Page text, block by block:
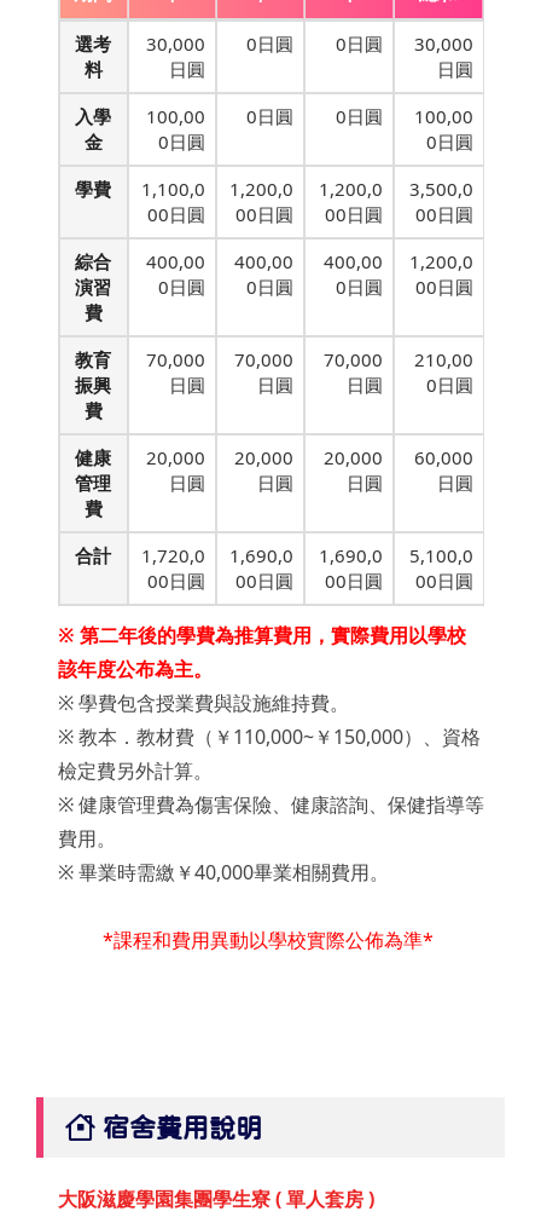
選考
料
30,000
日圓
0日圓 0日圓
30,000
日圓
入學
金
100,00
0日圓
0日圓 0日圓
100,00
0日圓
學費
1,100,0
00日圓
1,200,0
00日圓
1,200,0
00日圓
3,500,0
00日圓
綜合
演習
費
400,00
0日圓
400,00
0日圓
400,00
0日圓
1,200,0
00日圓
教育
振興
費
70,000
日圓
70,000
日圓
70,000
日圓
210,00
0日圓
健康
管理
費
20,000
日圓
20,000
日圓
20,000
日圓
60,000
日圓
合計
1,720,0
00日圓
1,690,0
00日圓
1,690,0
00日圓
5,100,0
00日圓
※ 第二年後的學費為推算費用，實際費用以學校
該年度公布為主。
※ 學費包含授業費與設施維持費。
※ 教本．教材費（￥110,000~￥150,000）、資格
檢定費另外計算。
※ 健康管理費為傷害保險、健康諮詢、保健指導等
費用。
※ 畢業時需繳￥40,000畢業相關費用。
*課程和費用異動以學校實際公佈為準*
宿舍費用說明
大阪滋慶學園集團學生寮 ( 單人套房 )